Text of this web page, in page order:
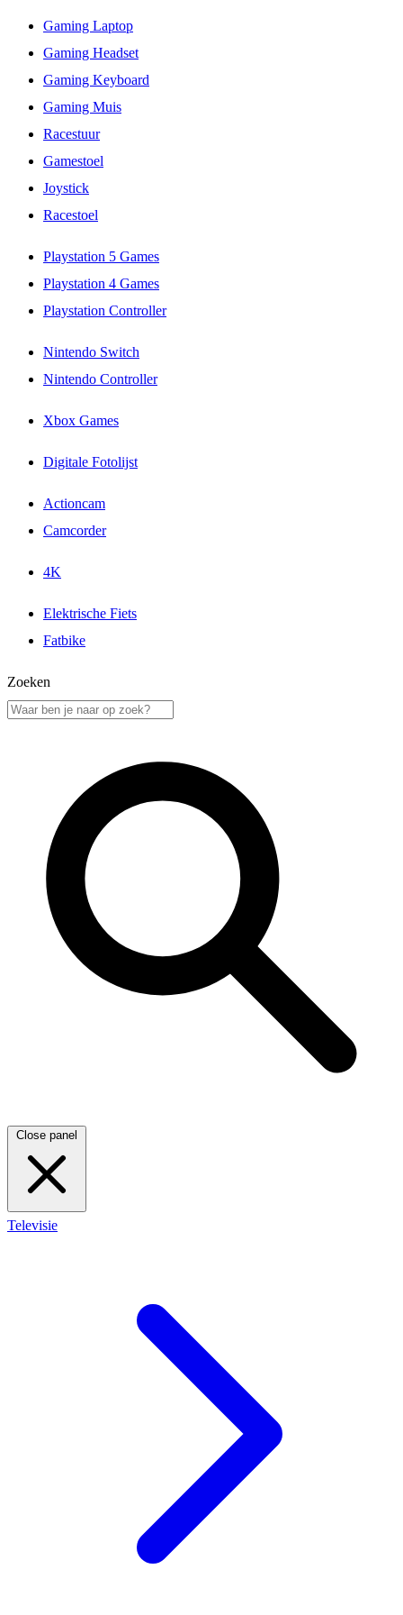
Gaming Laptop
Gaming Headset
Gaming Keyboard
Gaming Muis
Racestuur
Gamestoel
Joystick
Racestoel
Playstation 5 Games
Playstation 4 Games
Playstation Controller
Nintendo Switch
Nintendo Controller
Xbox Games
Digitale Fotolijst
Actioncam
Camcorder
4K
Elektrische Fiets
Fatbike
Zoeken
Close panel
Televisie